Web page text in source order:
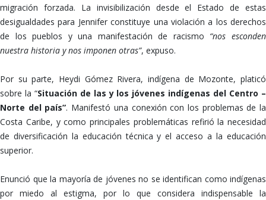
migración forzada. La invisibilización desde el Estado de estas
desigualdades para Jennifer constituye una violación a los derechos
de los pueblos y una manifestación de racismo “nos esconden
nuestra historia y nos imponen otras”, expuso.
Por su parte, Heydi Gómez Rivera, indígena de Mozonte, platicó
sobre la “Situación de las y los jóvenes indígenas del Centro –
Norte del país”. Manifestó una conexión con los problemas de la
Costa Caribe, y como principales problemáticas refirió la necesidad
de diversificación la educación técnica y el acceso a la educación
superior.
Enunció que la mayoría de jóvenes no se identifican como indígenas
por miedo al estigma, por lo que considera indispensable la